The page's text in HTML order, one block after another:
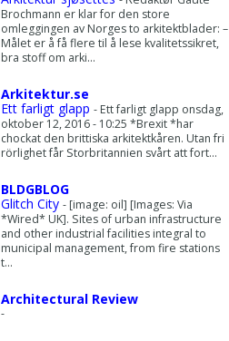
Brochmann er klar for den store
omleggingen av Norges to arkitektblader: –
Målet er å få flere til å lese kvalitetssikret,
bra stoff om arki...
Arkitektur.se
Ett farligt glapp - Ett farligt glapp onsdag,
oktober 12, 2016 - 10:25 *Brexit *har
chockat den brittiska arkitektkåren. Utan fri
rörlighet får Storbritannien svårt att fort...
BLDGBLOG
Glitch City - [image: oil] [Images: Via
*Wired* UK]. Sites of urban infrastructure
and other industrial facilities integral to
municipal management, from fire stations
t...
Architectural Review
-